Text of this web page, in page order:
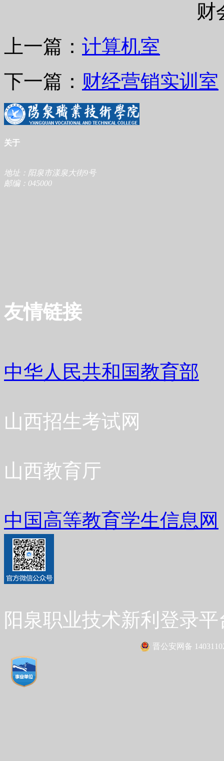
财
上一篇： 计算机室
下一篇： 财经营销实训室
关于
地址：阳泉市漾泉大街9号
邮编：045000
友情链接
中华人民共和国教育部
山西招生考试网
山西教育厅
中国高等教育学生信息网
阳泉职业技术新利登录
晋公安网备